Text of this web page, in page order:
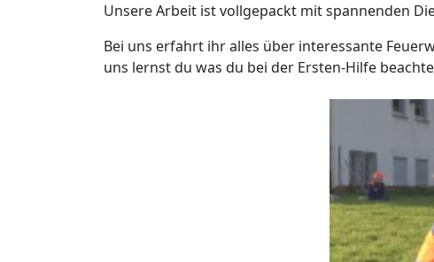
Unsere Arbeit ist vollgepackt mit spannenden
Bei uns erfahrt ihr alles über interessante
uns lernst du was du bei der Ersten-